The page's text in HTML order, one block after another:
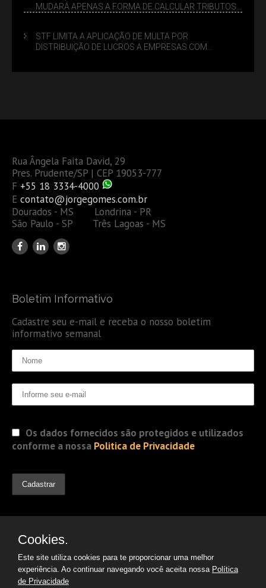
MUDARÁ APENAS A FORMA DE CALCULAR TRIBUTOS
STF LIMITA A APLICAÇÃO DE MULTA POR
DISTRIBUIÇÃO DE LUCROS A EMPRESAS COM
Rua Ângela Faita David, 29
Pres. Prudente/SP | CEP 19053-777
F +55 18 3334-4000
E contato@jorgegomes.com.br
Dourados - MS Londrina - PR
São Paulo - SP Três Lagoas - MS
Boletim Informativo
Cadastre seu e-mail e receba o nosso boletim
informativo semanal
Os dados fornecidos são protegidos e utilizados
conforme a nossa Politica de Privacidade
Cookies.
Este site utiliza cookies para te proporcionar uma melhor
experiência. Ao continuar navegando você aceita nossa Política
de Privacidade